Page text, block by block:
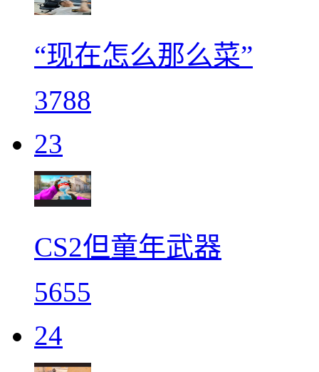
“现在怎么那么菜”
3788
23
CS2但童年武器
5655
24